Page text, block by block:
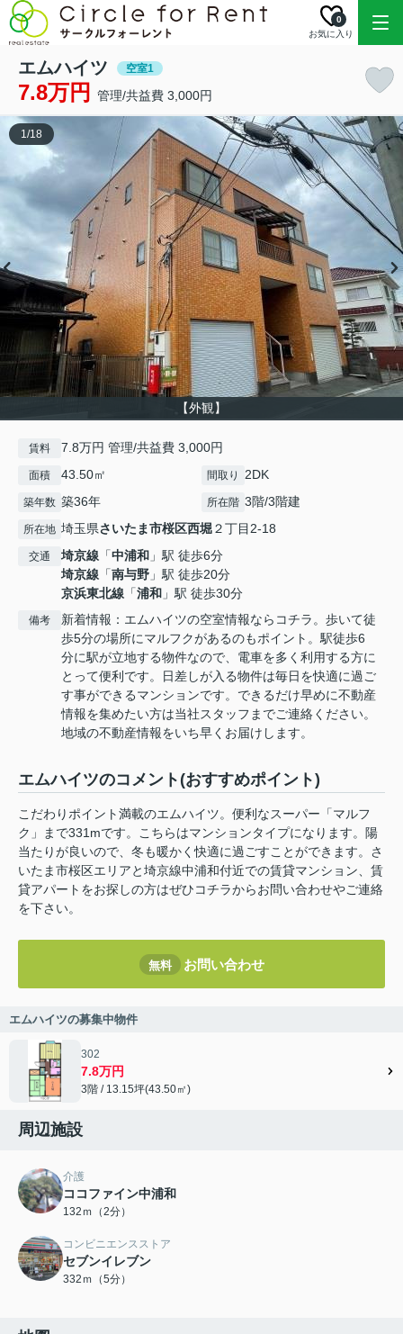
お気に入り
0
エムハイツ 空室1
7.8万円 管理/共益費 3,000円
【外観】
1/18
賃料 7.8万円 管理/共益費 3,000円
面積 43.50㎡ 間取り 2DK
築年数 築36年 所在階 3階/3階建
所在地 埼玉県さいたま市桜区西堀２丁目2-18
交通 埼京線 「中浦和 」駅 徒歩6分
埼京線 「南与野 」駅 徒歩20分
京浜東北線 「浦和 」駅 徒歩30分
備考
新着情報：エムハイツの空室情報ならコチラ。歩いて徒
歩5分の場所にマルフクがあるのもポイント。駅徒歩6
分に駅が立地する物件なので、電車を多く利用する方に
とって便利です。日差しが入る物件は毎日を快適に過ご
す事ができるマンションです。できるだけ早めに不動産
情報を集めたい方は当社スタッフまでご連絡ください。
地域の不動産情報をいち早くお届けします。
エムハイツのコメント(おすすめポイント)
こだわりポイント満載のエムハイツ。便利なスーパー「マルフ
ク」まで331mです。こちらはマンションタイプになります。陽
当たりが良いので、冬も暖かく快適に過ごすことができます。さ
いたま市桜区エリアと埼京線中浦和付近での賃貸マンション、賃
貸アパートをお探しの方はぜひコチラからお問い合わせやご連絡
を下さい。
無料 お問い合わせ
エムハイツの募集中物件
302
7.8万円
3階 / 13.15坪(43.50㎡)
周辺施設
介護
ココファイン中浦和
132ｍ（2分）
コンビニエンスストア
セブンイレブン
332ｍ（5分）